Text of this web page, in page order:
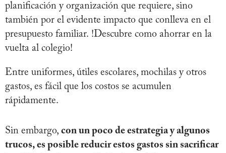
planificación y organización que requiere, sino
también por el evidente impacto que conlleva en el
presupuesto familiar. !Descubre como ahorrar en la
vuelta al colegio!
Entre uniformes, útiles escolares, mochilas y otros
gastos, es fácil que los costos se acumulen
rápidamente.
Sin embargo, con un poco de estrategia y algunos
trucos, es posible reducir estos gastos sin sacrificar